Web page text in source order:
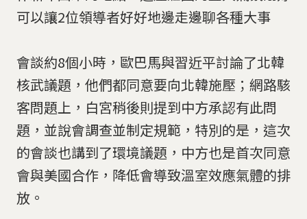
可以讓2位領導者好好地邊走邊聊各種大事
會談約8個小時，歐巴馬與習近平討論了北韓
核武議題，他們都同意要向北韓施壓；網路駭
客問題上，白宮稍後則提到中方承認有此問
題，並說會調查並制定規範，特別的是，這次
的會談也講到了環境議題，中方也是首次同意
會與美國合作，降低會導致溫室效應氣體的排
放。